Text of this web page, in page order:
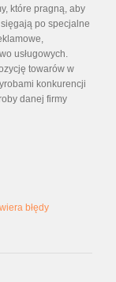
które pragną, aby
po specjalne
usługowych.
towarów w
konkurencji
danej firmy
błędy